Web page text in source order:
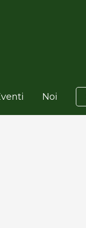
Noi